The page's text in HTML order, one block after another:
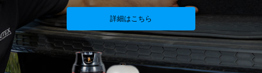
詳細はこちら